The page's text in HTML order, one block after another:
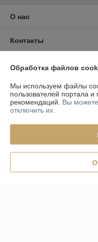
О нас
Контакты
Доставка и оплата
График работы
Полная версия сайта
Политика обработки
Сайт создан на
Обработка файлов
Мы используем файлы
пользователей портала
рекомендаций. Вы
отключить их.